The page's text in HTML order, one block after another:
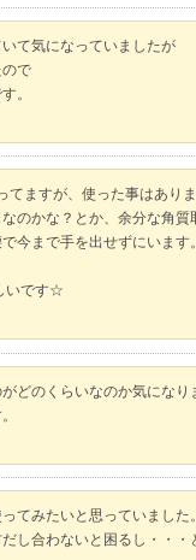
て気になっていましたが
で
。
てますが、使った事はあり
のかな？とか、余分な角
今まで手を出せずにいます
いです☆
どのくらいなのか気になり
てみたいと思っていました
し合わないと困るし・・